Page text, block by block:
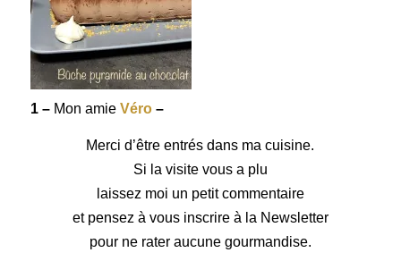
1 – Mon amie Véro–
Merci d’être entrés dans ma cuisine.
Si la visite vous a plu
laissez moi un petit commentaire
et pensez à vous inscrire à la Newsletter
pour ne rater aucune gourmandise.